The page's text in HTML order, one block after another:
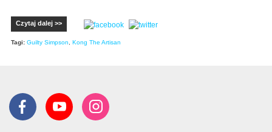
Czytaj dalej >>
Tagi: Guilty Simpson Kong The Artisan